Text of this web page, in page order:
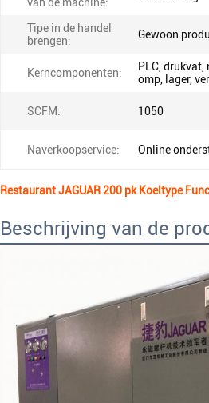
Tipe in de handel
brengen:
Gewoon
Kerncomponenten:
PLC,
omp, lager,
SCFM: 1050
Naverkoopservice: Online
Restaurant JAGUAR 200 pk Koeltype
Beschrijving van de